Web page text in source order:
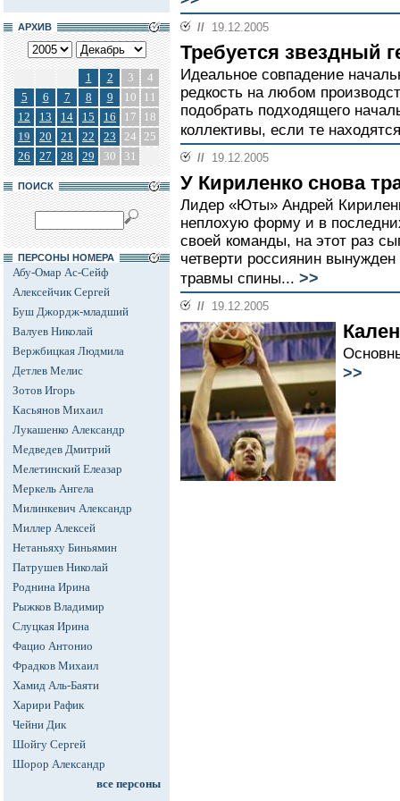
АРХИВ
1 2 3
4
5
6 7 8 9 10
11
12
13 14 15 16 17
18
19
20 21 22 23 24 25
26
27 28 29 30 31
ПОИСК
ПЕРСОНЫ НОМЕРА
Абу-Омар Ас-Сейф
Алексейчик Сергей
Буш Джордж-младший
Валуев Николай
Вержбицкая Людмила
Детлев Мелис
Зотов Игорь
Касьянов Михаил
Лукашенко Александр
Медведев Дмитрий
Мелетинский Елеазар
Меркель Ангела
Милинкевич Александр
Миллер Алексей
Нетаньяху Биньямин
Патрушев Николай
Роднина Ирина
Рыжков Владимир
Слуцкая Ирина
Фацио Антонио
Фрадков Михаил
Хамид Аль-Баяти
Харири Рафик
Чейни Дик
Шойгу Сергей
Шорор Александр
все персоны
// 19.12.2005
Требуется звездный
Идеальное совпадение
редкость на любом
подобрать подходящего
коллективы, если те
// 19.12.2005
У Кириленко снова
Лидер «Юты» Андрей
неплохую форму и в
своей команды, на этот раз
четверти россиянин
травмы спины... >>
// 19.12.2005
>>